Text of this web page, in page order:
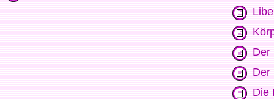
Der
Der
Die